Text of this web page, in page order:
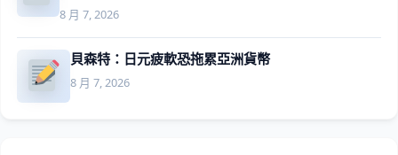
8 月 7, 2026
貝森特：日元疲軟恐拖累亞洲貨幣
8 月 7, 2026